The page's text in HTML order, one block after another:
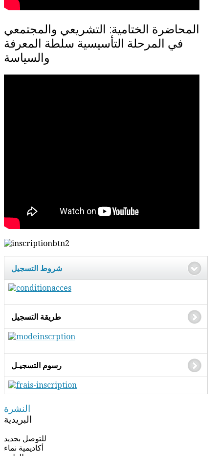
المحاضرة الختامية: التشريعي والمجتمعي
في المرحلة التأسيسية سلطة المعرفة
والسياسة
شروط التسجيل
طريقة التسجيل
رسوم التسجيـل
النشرة
البريدية
للتوصل بجديد
أكاديمية نماء